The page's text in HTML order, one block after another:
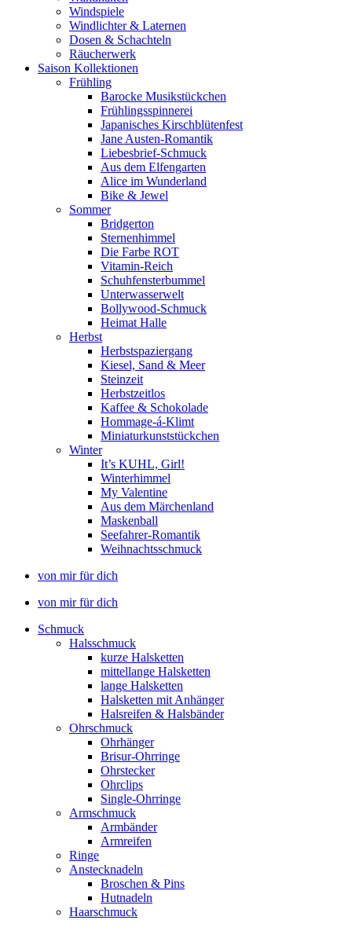
Windspiele
Windlichter & Laternen
Dosen & Schachteln
Räucherwerk
Saison Kollektionen
Frühling
Barocke Musikstückchen
Frühlingsspinnerei
Japanisches Kirschblütenfest
Jane Austen-Romantik
Liebesbrief-Schmuck
Aus dem Elfengarten
Alice im Wunderland
Bike & Jewel
Sommer
Bridgerton
Sternenhimmel
Die Farbe ROT
Vitamin-Reich
Schuhfensterbummel
Unterwasserwelt
Bollywood-Schmuck
Heimat Halle
Herbst
Herbstspaziergang
Kiesel, Sand & Meer
Steinzeit
Herbstzeitlos
Kaffee & Schokolade
Hommage-á-Klimt
Miniaturkunststückchen
Winter
It’s KUHL, Girl!
Winterhimmel
My Valentine
Aus dem Märchenland
Maskenball
Seefahrer-Romantik
Weihnachtsschmuck
von mir für dich
von mir für dich
Schmuck
Halsschmuck
kurze Halsketten
mittellange Halsketten
lange Halsketten
Halsketten mit Anhänger
Halsreifen & Halsbänder
Ohrschmuck
Ohrhänger
Brisur-Ohrringe
Ohrstecker
Ohrclips
Single-Ohrringe
Armschmuck
Armbänder
Armreifen
Ringe
Anstecknadeln
Broschen & Pins
Hutnadeln
Haarschmuck